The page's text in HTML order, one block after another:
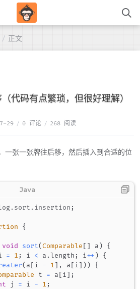
/ 正文
代码有点繁琐，但很好理解）
29 / 0 评论 / 268 阅读
一张一张牌往后移，然后插入到合适的位
. sort . insertion ;
{
void sort(Comparable [ ] a )
{
= 1 ; i < a .length ; i++ )
{
( a [i - 1] , a [i] ) )
{
t = a [i] ;
j = i - 1 ;